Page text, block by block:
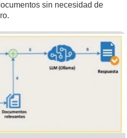
sin necesidad de